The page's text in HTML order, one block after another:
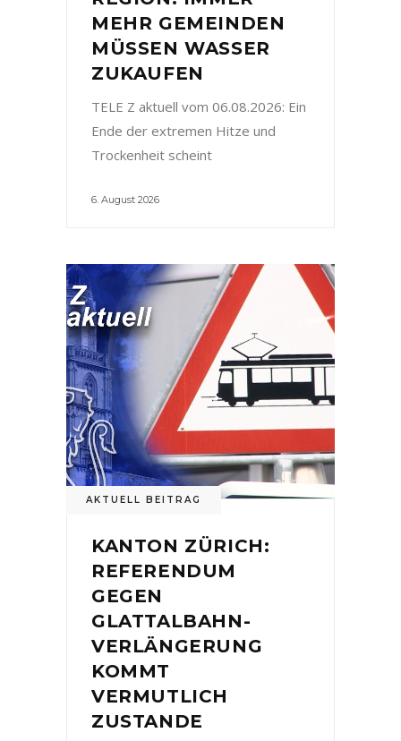
MEHR GEMEINDEN
MÜSSEN WASSER
ZUKAUFEN
TELE Z aktuell vom 06.08.2026: Ein
Ende der extremen Hitze und
Trockenheit scheint
6. August 2026
AKTUELL BEITRAG
KANTON ZÜRICH:
REFERENDUM
GEGEN
GLATTALBAHN-
VERLÄNGERUNG
KOMMT
VERMUTLICH
ZUSTANDE